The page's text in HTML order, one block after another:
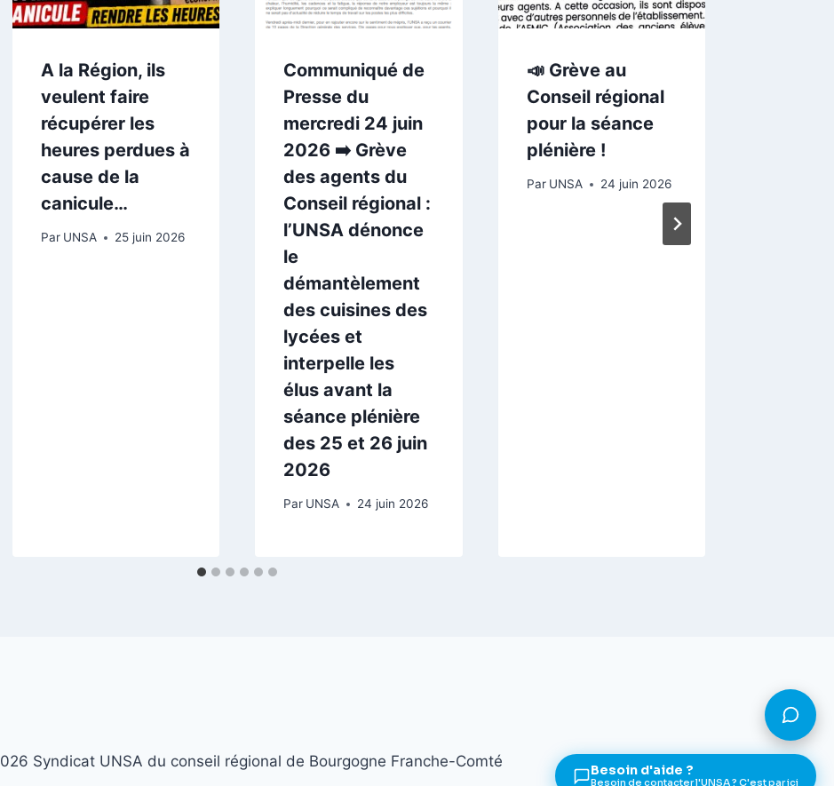
A la Région, ils
veulent faire
récupérer les
heures perdues à
cause de la
canicule…
Par UNSA 25 juin 2026
Communiqué de
Presse du
mercredi 24 juin
2026 ➡️ Grève
des agents du
Conseil régional :
l’UNSA dénonce
le
démantèlement
des cuisines des
lycées et
interpelle les
élus avant la
séance plénière
des 25 et 26 juin
2026
Par UNSA 24 juin 2026
📣 Grève au
Conseil régional
pour la séance
plénière !
Par UNSA 24 juin 2026
Syndicat UNSA du conseil régional de Bourgogne Franche-Comté